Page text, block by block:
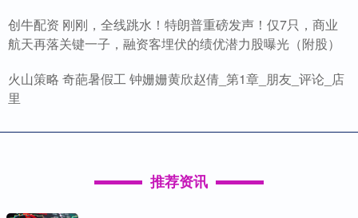
创牛配资 刚刚，全线跳水！特朗普重磅发声！仅7只，商业
航天再落关键一子，融资客埋伏的绩优潜力股曝光（附股）
火山策略 奇葩暑假工 钟姗姗黄欣赵倩_第1章_朋友_评论_店
里
推荐资讯